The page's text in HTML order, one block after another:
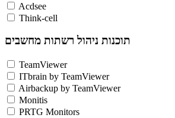
Acdsee
Think-cell
תוכנות ניהול רשתות מחשבים
TeamViewer
ITbrain by TeamViewer
Airbackup by TeamViewer
Monitis
PRTG Monitors